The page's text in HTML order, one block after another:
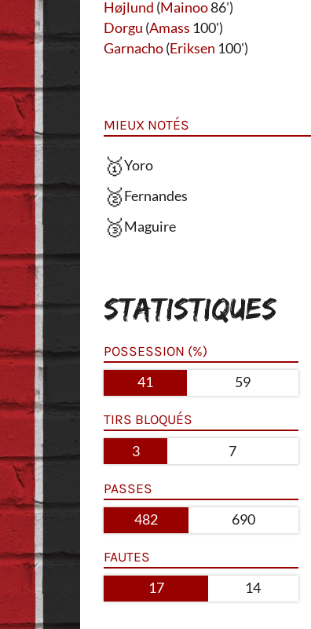
Højlund (Mainoo86')
Dorgu (Amass 100')
Garnacho(Eriksen 100')
MIEUX NOTÉS
🥇Yoro
🥈Fernandes
🥉Maguire
STATISTIQUES
POSSESSION (%)
41 59
TIRS BLOQUÉS
3 7
PASSES
482 690
FAUTES
17 14